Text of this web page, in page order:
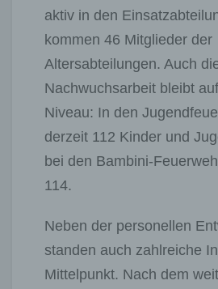
aktiv in den
kommen 46 Mitglieder der
Altersabteilungen. Auch
Nachwuchsarbeit bleibt
Niveau: In den
derzeit 112 Kinder und
bei den Bambini-
114.
Neben der personellen
standen auch zahlreiche
Mittelpunkt. Nach dem